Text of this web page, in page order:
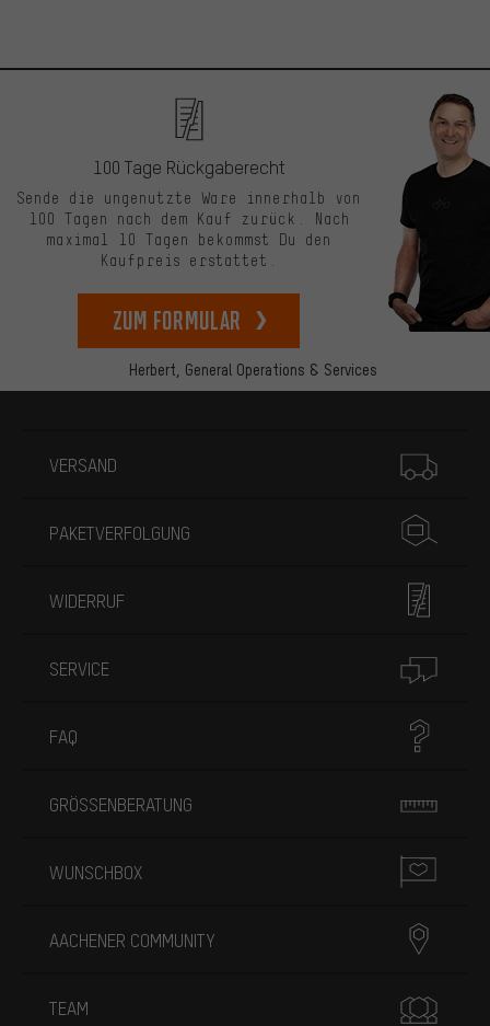
Herbert, General Operations & Services
100 Tage Rückgaberecht
Sende die ungenutzte Ware innerhalb von
100 Tagen nach dem Kauf zurück. Nach
maximal 10 Tagen bekommst Du den
Kaufpreis erstattet.
zum Formular
VERSAND
PAKETVERFOLGUNG
WIDERRUF
SERVICE
FAQ
GRÖSSENBERATUNG
WUNSCHBOX
AACHENER COMMUNITY
TEAM